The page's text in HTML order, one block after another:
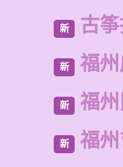
新 古
新 福
新 福
新 福